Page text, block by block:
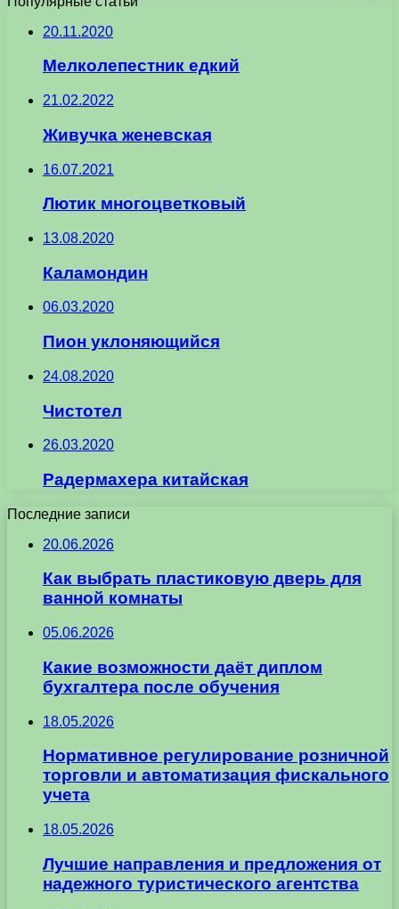
20.11.2020
Мелколепестник едкий
21.02.2022
Живучка женевская
16.07.2021
Лютик многоцветковый
13.08.2020
Каламондин
06.03.2020
Пион уклоняющийся
24.08.2020
Чистотел
26.03.2020
Радермахера китайская
Последние записи
20.06.2026
Как выбрать пластиковую дверь для
ванной комнаты
05.06.2026
Какие возможности даёт диплом
бухгалтера после обучения
18.05.2026
Нормативное регулирование розничной
торговли и автоматизация фискального
учета
18.05.2026
Лучшие направления и предложения от
надежного туристического агентства